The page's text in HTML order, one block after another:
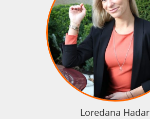
Loredana Hadar